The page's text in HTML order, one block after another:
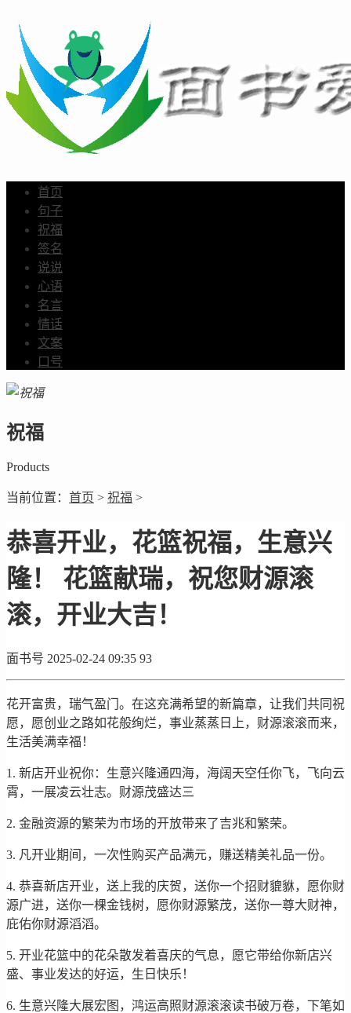
首页
句子
祝福
签名
说说
心语
名言
情话
文案
口号
祝福
Products
当前位置： 首页 > 祝福 >
恭喜开业，花篮祝福，生意兴
隆！ 花篮献瑞，祝您财源滚
滚，开业大吉！
面书号 2025-02-24 09:35 93
花开富贵，瑞气盈门。在这充满希望的新篇章，让我们共同祝
愿，愿创业之路如花般绚烂，事业蒸蒸日上，财源滚滚而来，
生活美满幸福！
1. 新店开业祝你：生意兴隆通四海，海阔天空任你飞，飞向云
霄，一展凌云壮志。财源茂盛达三
2. 金融资源的繁荣为市场的开放带来了吉兆和繁荣。
3. 凡开业期间，一次性购买产品满元，赚送精美礼品一份。
4. 恭喜新店开业，送上我的庆贺，送你一个招财貔貅，愿你财
源广进，送你一棵金钱树，愿你财源繁茂，送你一尊大财神，
庇佑你财源滔滔。
5. 开业花篮中的花朵散发着喜庆的气息，愿它带给你新店兴
盛、事业发达的好运，生日快乐！
6. 生意兴隆大展宏图，鸿运高照财源滚滚读书破万卷，下笔如